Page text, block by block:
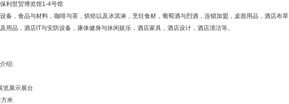
利世贸博览馆1-4号馆
备，食品与材料，咖啡与茶，烘焙以及冰淇淋，烹饪食材，葡萄酒与烈酒，连锁加盟，桌面用品，酒店布
用品，酒店IT与安防设备，康体健身与休闲娱乐，酒店家具，酒店设计，酒店清洁等。
介绍:
览展示展台
米